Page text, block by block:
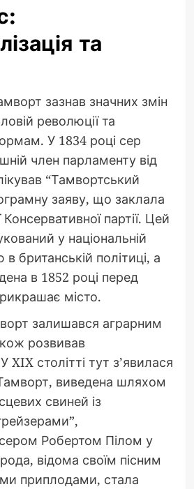
та
зазнав значних змін
революції та
У 1834 році сер
член парламенту від
“Тамвортський
заяву, що заклала
партії. Цей
у національній
в британській політиці, а
в 1852 році перед
місто.
залишався аграрним
розвивав
XIX столітті тут з’явилася
виведена шляхом
свиней із
Робертом Пілом у
відома своїм пісним
приплодами, стала